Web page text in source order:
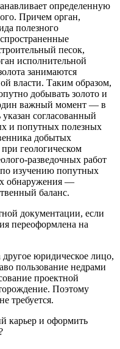
определенную
Причем орган,
полезного
песок,
исполнительной
занимаются
власти. Таким образом,
добывать золото и
один важный момент — в
согласованный
и попутных полезных
добытых
геологическом
разведочных работ
по изучению попутных
обнаружения —
баланс.
документации, если
переоформлена на
юридическое лицо,
пользование недрами
проектной
Поэтому
требуется.
карьер и оформить